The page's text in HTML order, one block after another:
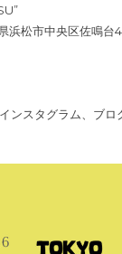
浜松市中央区佐鳴台
ンスタグラム、ブロ